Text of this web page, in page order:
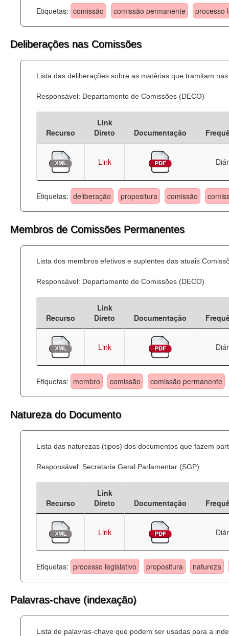
Perguntas frequentes
Etiquetas: comissão comissão permanente processo
Deliberações nas Comissões
Lista das deliberações sobre as matérias que tramitam
Responsável: Departamento de Comissões (DECO)
Recurso
Link
Direto
Documentação
Link
Etiquetas: deliberação propositura comissão
Membros de Comissões Permanentes
Lista dos membros efetivos e suplentes das atuais
Responsável: Departamento de Comissões (DECO)
Recurso
Link
Direto
Documentação
Link
Etiquetas: membro comissão comissão permanente
Natureza do Documento
Lista das naturezas (tipos) dos documentos que fazem
Responsável: Secretaria Geral Parlamentar (SGP)
Recurso
Link
Direto
Documentação
Link
Etiquetas: processo legislativo propositura natureza
Palavras-chave (indexação)
Lista de palavras-chave que podem ser usadas para a